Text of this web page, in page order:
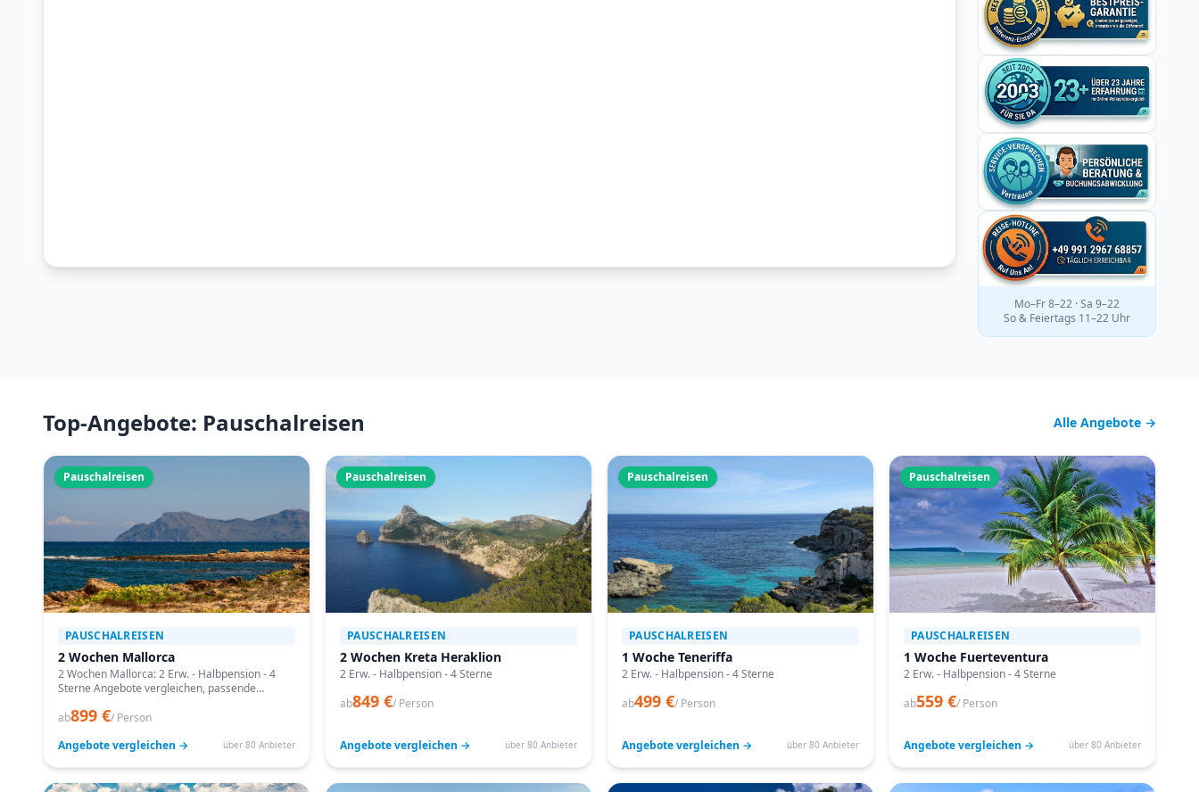
Mo–Fr 8–22 · Sa 9–22
So & Feiertags 11–22 Uhr
Top-Angebote: Pauschalreisen Alle Angebote →
Pauschalreisen
PAUSCHALREISEN
2 Wochen Mallorca
2 Wochen Mallorca: 2 Erw. - Halbpension - 4
Sterne Angebote vergleichen, passende
buchen.
ab899 €/ Person
Angebote vergleichen →
über 80 Anbieter
Pauschalreisen
PAUSCHALREISEN
2 Wochen Kreta Heraklion
2 Erw. - Halbpension - 4 Sterne
ab849 €/ Person
Angebote vergleichen → über 80 Anbieter
Pauschalreisen
PAUSCHALREISEN
1 Woche Teneriffa
2 Erw. - Halbpension - 4 Sterne
ab499 €/ Person
Angebote vergleichen → über 80 Anbieter
Pauschalreisen
PAUSCHALREISEN
1 Woche Fuerteventura
2 Erw. - Halbpension - 4 Sterne
ab559 €/ Person
Angebote vergleichen → über 80 Anbieter